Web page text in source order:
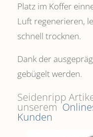
Platz im Koffer
Luft regenerieren,
schnell trocknen.
Dank der
gebügelt werden.
Seidenripp
unserem
Kunden